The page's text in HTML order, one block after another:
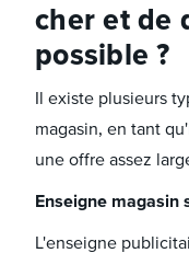
cher et de
possible ?
Il existe plusieurs
magasin, en tant
une offre assez
Enseigne magasin
L'enseigne